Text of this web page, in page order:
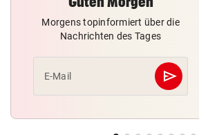
Morgens topinformiert über die
Nachrichten des Tages
E-Mail send